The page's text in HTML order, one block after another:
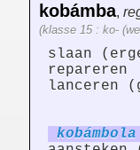
kobámba,
(klasse 15 : ko-
slaan
repareren
lanceren
kobámbola